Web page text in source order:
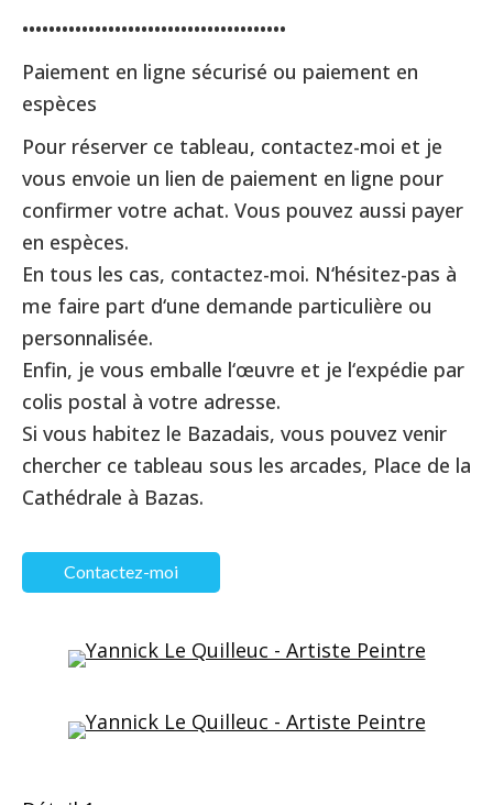
••••••••••••••••••••••••••••••••••••••••
Paiement en ligne sécurisé ou paiement en
espèces
Pour réserver ce tableau, contactez-moi et je
vous envoie un lien de paiement en ligne pour
confirmer votre achat. Vous pouvez aussi payer
en espèces.
En tous les cas, contactez-moi. N‘hésitez-pas à
me faire part d‘une demande particulière ou
personnalisée.
Enfin, je vous emballe l‘œuvre et je l‘expédie par
colis postal à votre adresse.
Si vous habitez le Bazadais, vous pouvez venir
chercher ce tableau sous les arcades, Place de la
Cathédrale à Bazas.
Contactez-moi